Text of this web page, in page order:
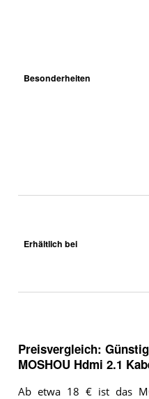
Besonderheiten
Erhältlich bei
Preisvergleich:
MOSHOU Hdmi 2.1
Ab etwa 18 € ist das